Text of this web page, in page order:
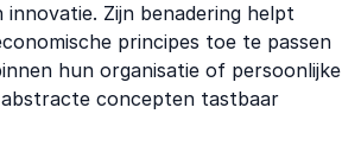
innovatie. Zijn benadering helpt
principes toe te passen
hun organisatie of persoonlijke
concepten tastbaar